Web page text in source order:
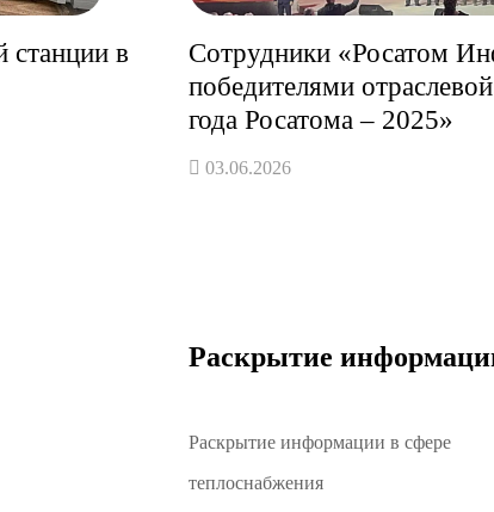
станции в
Сотрудники «Росатом
победителями
года Росатома – 2025»
03.06.2026
Раскрытие
Раскрытие информации в сфере
теплоснабжения